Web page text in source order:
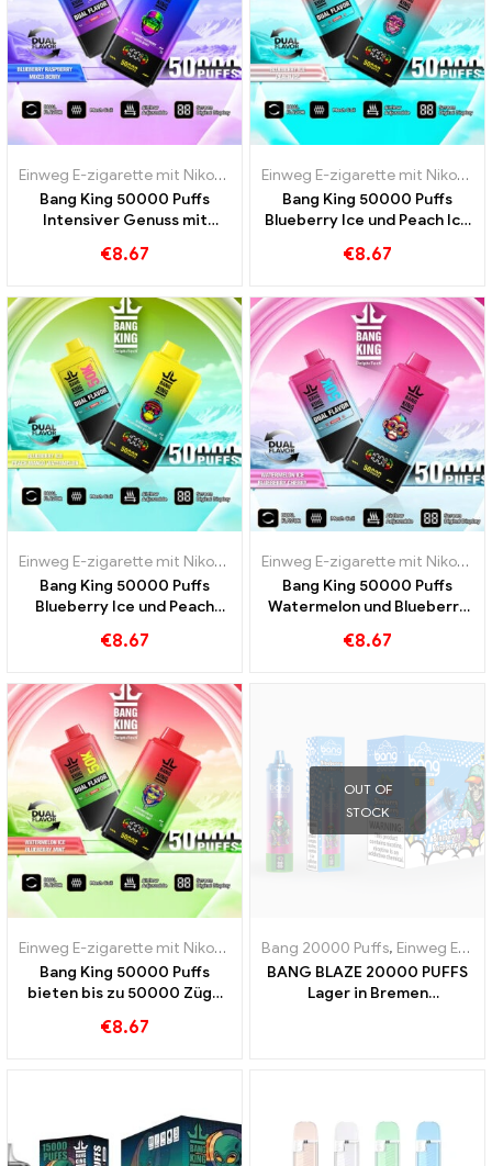
Einweg E-zigarette mit Nikotin Einweg E-Zigaretten,Einweg-E-
Bang King 50000 Puffs
Intensiver Genuss mit
Berry
€8.67
Einweg E-zigarette mit Nikotin
Bang King 50000 Puffs
Blueberry Ice und Peach Ice
€8.67
Einweg E-zigarette mit Nikotin Einweg E-Zigaretten,Einweg-E-
Bang King 50000 Puffs
Blueberry Ice und Peach
€8.67
Einweg E-zigarette mit Nikotin
Bang King 50000 Puffs
Watermelon und Blueberry
lange Nutzungsdauer
€8.67
Einweg E-zigarette mit Nikotin Einweg E-Zigaretten, Einweg-E-
Bang King 50000 Puffs
bieten bis zu 50000 Züge
Blaubeerminze
€8.67
OUT OF
STOCK
Bang 20000 Puffs, Einweg E-zigarette mit Nikotin
BANG BLAZE 20000 PUFFS
Lager in Bremen